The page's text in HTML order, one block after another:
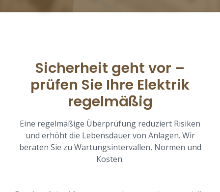
Sicherheit geht vor –
prüfen Sie Ihre Elektrik
regelmäßig
Eine regelmäßige Überprüfung reduziert Risiken
und erhöht die Lebensdauer von Anlagen. Wir
beraten Sie zu Wartungsintervallen, Normen und
Kosten.